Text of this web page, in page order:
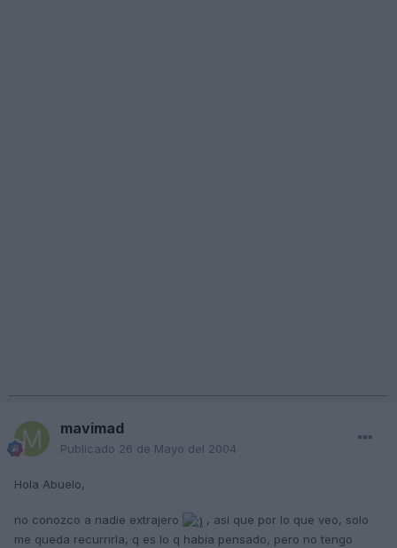
mavimad
Publicado 26 de Mayo del 2004
Hola Abuelo,
no conozco a nadie extrajero
, asi que por lo que veo, solo
me queda recurrirla, q es lo q habia pensado, pero no tengo